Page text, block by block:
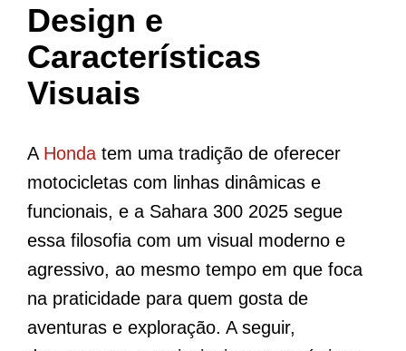
Design e
Características
Visuais
A Honda tem uma tradição de oferecer
motocicletas com linhas dinâmicas e
funcionais, e a Sahara 300 2025 segue
essa filosofia com um visual moderno e
agressivo, ao mesmo tempo em que foca
na praticidade para quem gosta de
aventuras e exploração. A seguir,